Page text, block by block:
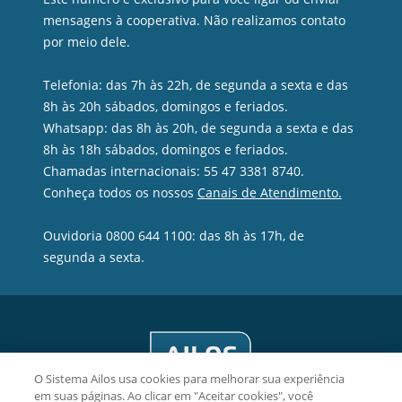
mensagens à cooperativa. Não realizamos contato
por meio dele.
Telefonia: das 7h às 22h, de segunda a sexta e das
8h às 20h sábados, domingos e feriados.
Whatsapp: das 8h às 20h, de segunda a sexta e das
8h às 18h sábados, domingos e feriados.
Chamadas internacionais: 55 47 3381 8740.
Conheça todos os nossos Canais de Atendimento.
Ouvidoria 0800 644 1100: das 8h às 17h, de
segunda a sexta.
O Sistema Ailos usa cookies para melhorar sua experiência
em suas páginas. Ao clicar em "Aceitar cookies", você